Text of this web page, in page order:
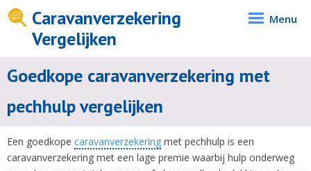
Caravanverzekering
Vergelijken
Menu
Goedkope caravanverzekering met
pechhulp vergelijken
Een goedkope caravanverzekering met pechhulp is een
caravanverzekering met een lage premie waarbij hulp onderweg